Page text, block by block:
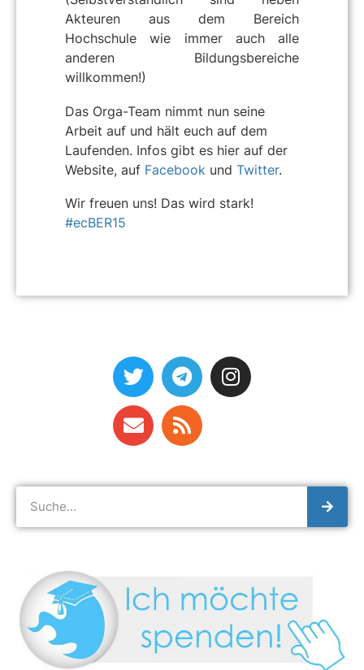
Akteuren aus dem Bereich
Hochschule wie immer auch alle
anderen Bildungsbereiche
willkommen!)
Das Orga-Team nimmt nun seine
Arbeit auf und hält euch auf dem
Laufenden. Infos gibt es hier auf der
Website, auf Facebook und Twitter.
Wir freuen uns! Das wird stark!
#ecBER15